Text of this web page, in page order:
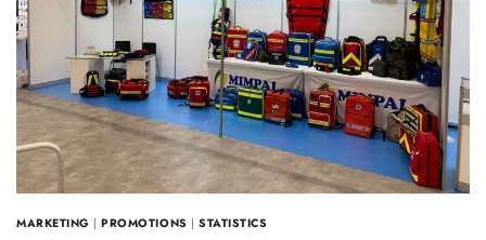
DE
SUS
DISTRIBUIDORES
MARKETING |PROMOTIONS |STATISTICS